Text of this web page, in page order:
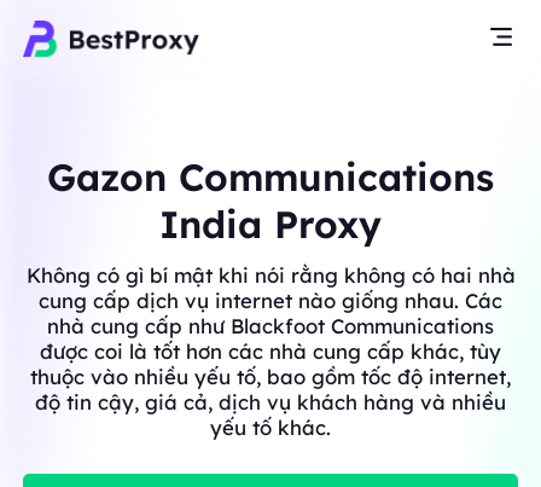
Gazon Communications
India Proxy
Không có gì bí mật khi nói rằng không có hai nhà
cung cấp dịch vụ internet nào giống nhau. Các
nhà cung cấp như Blackfoot Communications
được coi là tốt hơn các nhà cung cấp khác, tùy
thuộc vào nhiều yếu tố, bao gồm tốc độ internet,
độ tin cậy, giá cả, dịch vụ khách hàng và nhiều
yếu tố khác.